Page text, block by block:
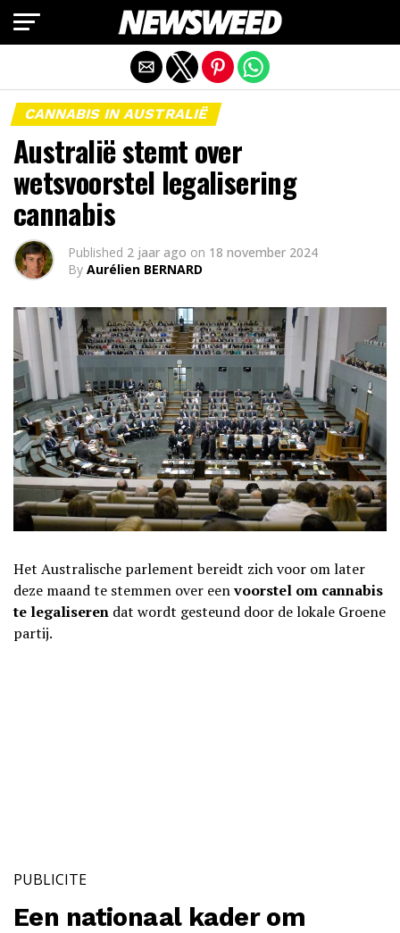
CANNABIS IN AUSTRALIË
Australië stemt over
wetsvoorstel legalisering
cannabis
Published 2 jaar ago on 18 november 2024
By Aurélien BERNARD
Het Australische parlement bereidt zich voor om later
deze maand te stemmen over eenvoorstel om cannabis
te legaliseren dat wordt gesteund door de lokale Groene
partij.
PUBLICITE
Een nationaal kader om
Mobiele versie afsluiten